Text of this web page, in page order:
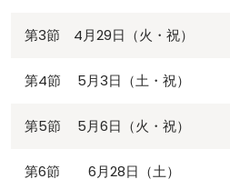
第3節 4月29日（火・祝）
第4節 5月3日（土・祝）
第5節 5月6日（火・祝）
第6節 6月28日（土）